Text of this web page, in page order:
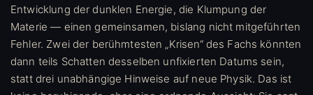
Entwicklung der dunklen Energie, die Klumpung der
Materie — einen gemeinsamen, bislang nicht mitgeführten
Fehler. Zwei der berühmtesten „Krisen“ des Fachs könnten
dann teils Schatten desselben unfixierten Datums sein,
statt drei unabhängige Hinweise auf neue Physik. Das ist